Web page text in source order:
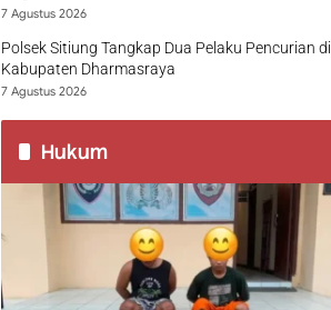
7 Agustus 2026
Polsek Sitiung Tangkap Dua Pelaku Pencurian di
Kabupaten Dharmasraya
7 Agustus 2026
Hukum